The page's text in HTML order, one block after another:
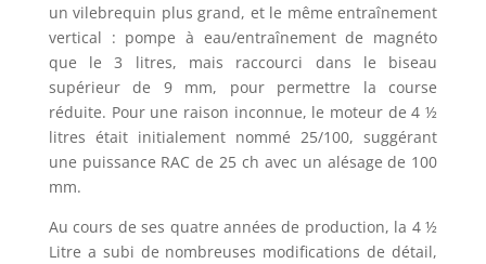
un vilebrequin plus grand, et le même entraînement
vertical : pompe à eau/entraînement de magnéto
que le 3 litres, mais raccourci dans le biseau
supérieur de 9 mm, pour permettre la course
réduite. Pour une raison inconnue, le moteur de 4 ½
litres était initialement nommé 25/100, suggérant
une puissance RAC de 25 ch avec un alésage de 100
mm.
Au cours de ses quatre années de production, la 4 ½
Litre a subi de nombreuses modifications de détail,